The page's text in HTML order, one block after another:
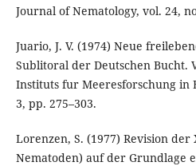
Journal of Nematology, vol. 24,
Juario, J. V. (1974) Neue
Sublitoral der Deutschen Bucht.
Instituts fur Meeresforschung in
3, pp. 275–303.
Lorenzen, S. (1977) Revision
Nematoden) auf der Grundlage